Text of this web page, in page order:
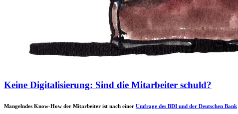
Keine Digitalisierung: Sind die Mitarbeiter schuld?
Mangelndes Know-How der Mitarbeiter ist nach einer Umfrage des BDI und der Deutschen Bank